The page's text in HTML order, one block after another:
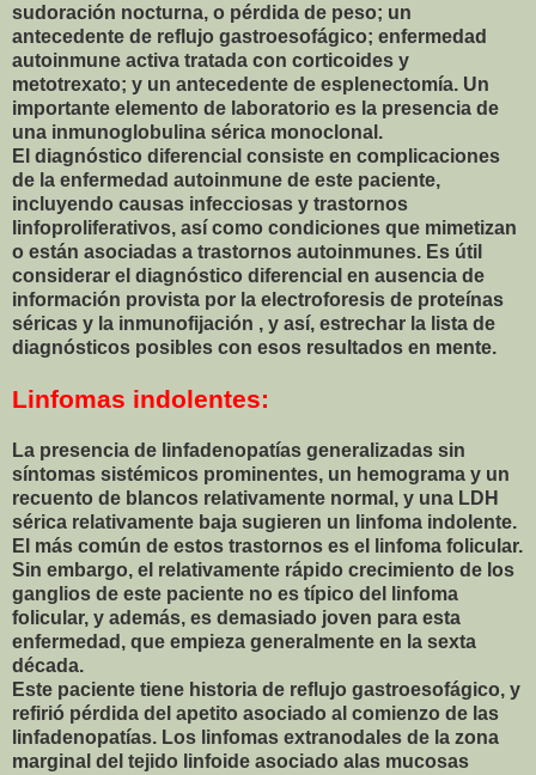
sudoración nocturna, o pérdida de peso; un
antecedente de reflujo gastroesofágico; enfermedad
autoinmune activa tratada con corticoides y
metotrexato; y un antecedente de esplenectomía. Un
importante elemento de laboratorio es la presencia de
una inmunoglobulina sérica monoclonal.
El diagnóstico diferencial consiste en complicaciones
de la enfermedad autoinmune de este paciente,
incluyendo causas infecciosas y trastornos
linfoproliferativos, así como condiciones que mimetizan
o están asociadas a trastornos autoinmunes. Es útil
considerar el diagnóstico diferencial en ausencia de
información provista por la electroforesis de proteínas
séricas y la inmunofijación , y así, estrechar la lista de
diagnósticos posibles con esos resultados en mente.
Linfomas indolentes:
La presencia de linfadenopatías generalizadas sin
síntomas sistémicos prominentes, un hemograma y un
recuento de blancos relativamente normal, y una LDH
sérica relativamente baja sugieren un linfoma indolente.
El más común de estos trastornos es el linfoma folicular.
Sin embargo, el relativamente rápido crecimiento de los
ganglios de este paciente no es típico del linfoma
folicular, y además, es demasiado joven para esta
enfermedad, que empieza generalmente en la sexta
década.
Este paciente tiene historia de reflujo gastroesofágico, y
refirió pérdida del apetito asociado al comienzo de las
linfadenopatías. Los linfomas extranodales de la zona
marginal del tejido linfoide asociado alas mucosas